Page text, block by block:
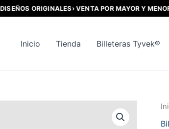
ORIGINALES› VENTA POR MAYOR Y MENOR›
Inicio Tienda Billeteras Tyvek®